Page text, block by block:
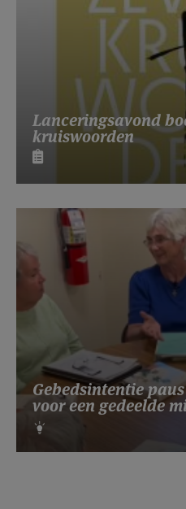
Lanceringsavond
kruiswoorden
Gebedsintentie
voor een gedeelde